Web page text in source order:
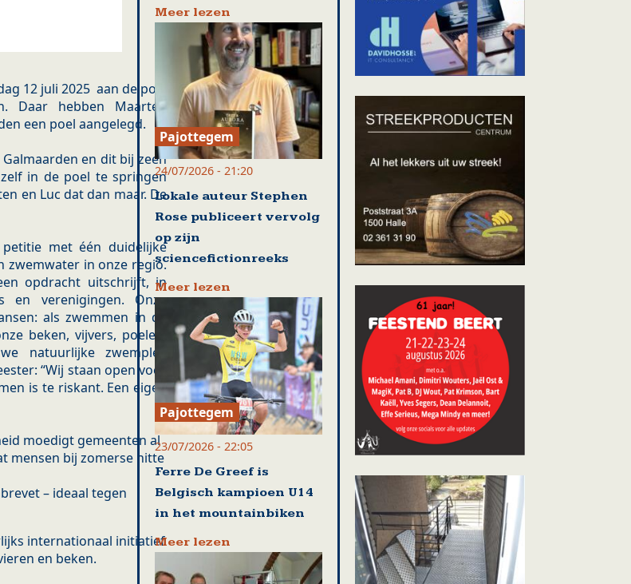
12 juli 2025 aan de poel
Daar hebben Maarten
een poel aangelegd.
en dit bij zeen
in de poel te springen
en Luc dat dan maar. De
met één duidelijke
zwemwater in onze regio.
opdracht uitschrijft, in
en verenigingen. Onze
als zwemmen in de
beken, vijvers, poelen,
natuurlijke zwemplek
“Wij staan open voor
is te riskant. Een eigen
moedigt gemeenten al
mensen bij zomerse hitte
– ideaal tegen
internationaal initiatief
en beken.
Meer lezen
Pajottegem
24/07/2026 - 21:20
Lokale auteur Stephen
Rose publiceert vervolg
op zijn
sciencefictionreeks
Meer lezen
Pajottegem
23/07/2026 - 22:05
Ferre De Greef is
Belgisch kampioen U14
in het mountainbiken
Meer lezen